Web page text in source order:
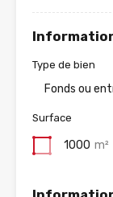
Type de bien
Fonds ou
Surface
1000 m²